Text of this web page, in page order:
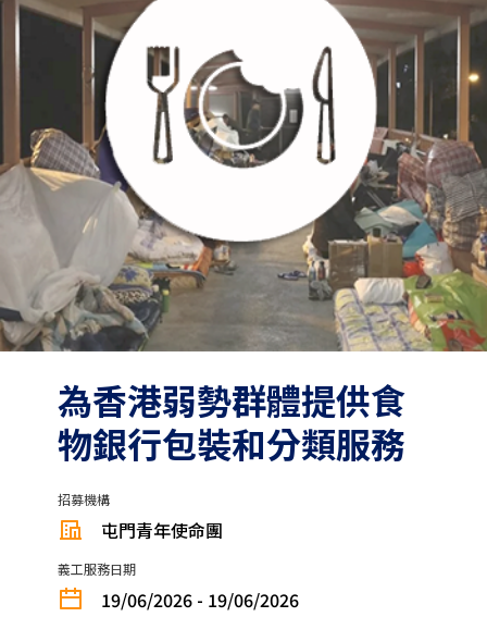
為香港弱勢群體提供食
物銀行包裝和分類服務
招募機構
屯門青年使命團
義工服務日期
19/06/2026 - 19/06/2026